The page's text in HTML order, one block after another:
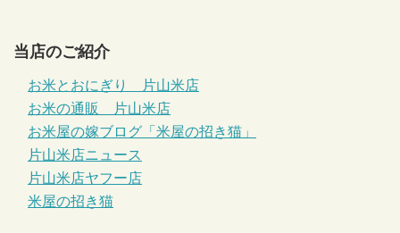
当店のご紹介
お米とおにぎり 片山米店
お米の通販 片山米店
お米屋の嫁ブログ「米屋の招き猫」
片山米店ニュース
片山米店ヤフー店
米屋の招き猫